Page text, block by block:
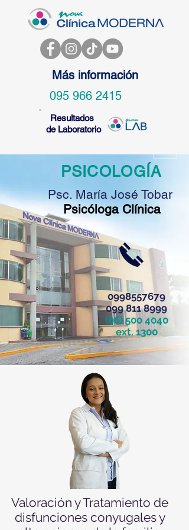
Más información
095 966 2415
Resultados
de Laboratorio
0998557679
099 811 8999
(06) 500 4040
ext. 1300
PSICOLOGÍA
Psc. María José Tobar
Psicóloga Clínica
Valoración y Tratamiento de
disfunciones conyugales y